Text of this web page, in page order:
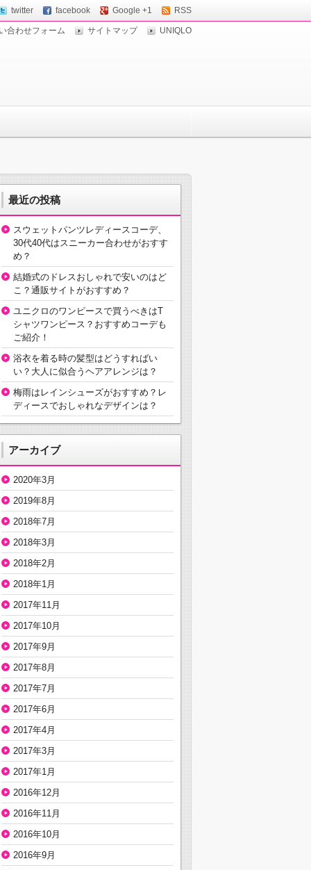
twitter facebook Google +1 RSS
合わせフォーム サイトマップ UNIQLO
最近の投稿
スウェットパンツレディースコーデ、
30代40代はスニーカー合わせがおすす
め？
結婚式のドレスおしゃれで安いのはど
こ？通販サイトがおすすめ？
ユニクロのワンピースで買うべきはT
シャツワンピース？おすすめコーデも
ご紹介！
浴衣を着る時の髪型はどうすればい
い？大人に似合うヘアアレンジは？
梅雨はレインシューズがおすすめ？レ
ディースでおしゃれなデザインは？
アーカイブ
2020年3月
2019年8月
2018年7月
2018年3月
2018年2月
2018年1月
2017年11月
2017年10月
2017年9月
2017年8月
2017年7月
2017年6月
2017年4月
2017年3月
2017年1月
2016年12月
2016年11月
2016年10月
2016年9月